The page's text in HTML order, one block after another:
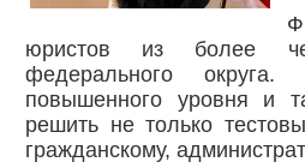
юристов из более
федерального
повышенного уровня и
решить не только
гражданскому,